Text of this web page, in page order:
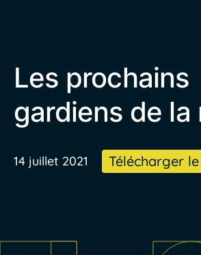
Les prochains
gardiens de la
14 juillet 2021 Télécharger le